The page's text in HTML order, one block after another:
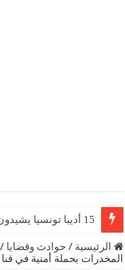
15 أديبا تونسيا يشيدون بتكريم الشاعر علي الدرورة
الرئيسية / حوادث وقضايا /
المخدرات بحملة أمنية في قنا